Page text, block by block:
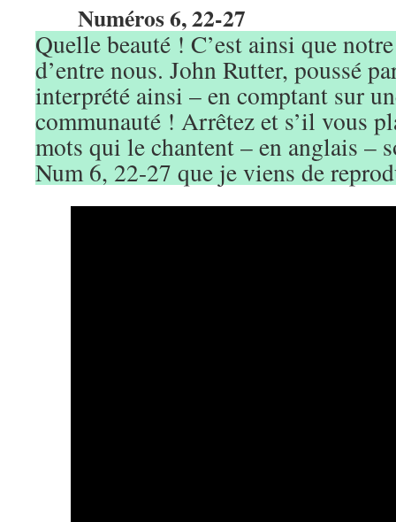
Numéros 6, 22-27
Quelle beauté ! C’est ainsi que
d’entre nous. John Rutter, poussé
interprété ainsi – en comptant sur
communauté ! Arrêtez et s’il vous
mots qui le chantent – en anglais –
Num 6, 22-27 que je viens de